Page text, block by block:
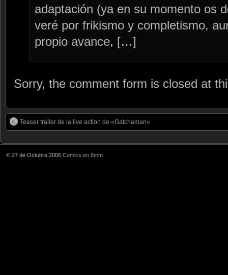
adaptación (ya en su momento os
veré por frikismo y completismo,
propio avance, […]
Sorry, the comment form is closed at
Teaser trailer de la live action de «Gatchaman»
© 27 de Octubre 2006 Comics en 8mm